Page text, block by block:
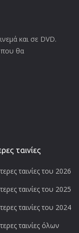
και σε DVD.
που θα
ταινίες
ταινίες του 2026
ταινίες του 2025
ταινίες του 2024
ταινίες όλων